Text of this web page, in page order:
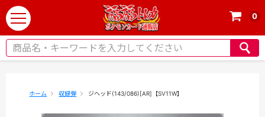
t
o
g
0
ホーム 収録弾 ジヘッド(143/086)[AR]【SV11W】